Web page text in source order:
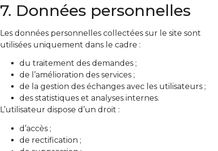
7. Données personnelles
Les données personnelles collectées sur le site sont
utilisées uniquement dans le cadre :
du traitement des demandes ;
de l’amélioration des services ;
de la gestion des échanges avec les utilisateurs ;
des statistiques et analyses internes.
L’utilisateur dispose d’un droit :
d’accès ;
de rectification ;